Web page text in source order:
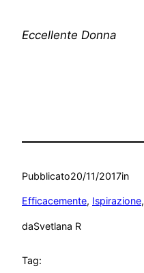
Eccellente Donna
Pubblicato20/11/2017in
Efficacemente, Ispirazione,
daSvetlana R
Tag: